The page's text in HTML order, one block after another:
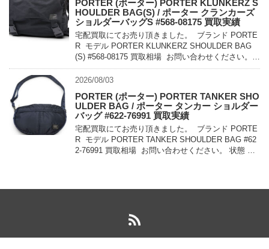
PORTER (ポーター) PORTER KLUNKERZ S
HOULDER BAG(S) / ポーター クランカーズ
ショルダーバッグS #568-08175 買取実績
宅配買取にてお売り頂きました。 ブランド PORTE
R モデル PORTER KLUNKERZ SHOULDER BAG
(S) #568-08175 買取相場 お問い合わせください。
状態 美中古品 メッセンジャー […]
2026/08/03
PORTER (ポーター) PORTER TANKER SHO
ULDER BAG / ポーター タンカー ショルダー
バッグ #622-76991 買取実績
宅配買取にてお売り頂きました。 ブランド PORTE
R モデル PORTER TANKER SHOULDER BAG #62
2-76991 買取相場 お問い合わせください。 状態 未